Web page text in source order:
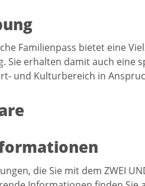
Familienpass bietet eine
Sie erhalten damit auch eine
und Kulturbereich in
die Sie mit dem ZWEI